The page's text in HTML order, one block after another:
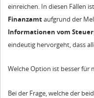
einreichen. In diesen Fällen
Finanzamtaufgrund der
Informationen vom
eindeutig hervorgeht, dass
Welche Option ist besser für
Bei der Frage, welche der